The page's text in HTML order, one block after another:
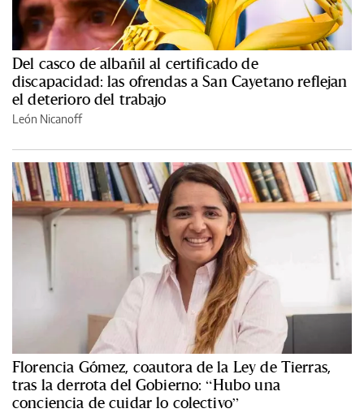
Del casco de albañil al certificado de
discapacidad: las ofrendas a San Cayetano reflejan
el deterioro del trabajo
León Nicanoff
Florencia Gómez, coautora de la Ley de Tierras,
tras la derrota del Gobierno: “Hubo una
conciencia de cuidar lo colectivo”